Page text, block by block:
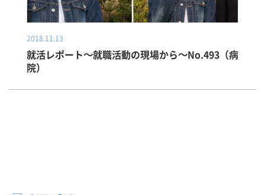
2018.11.13
就活レポート～就職活動の現場から～No.493（病
院）